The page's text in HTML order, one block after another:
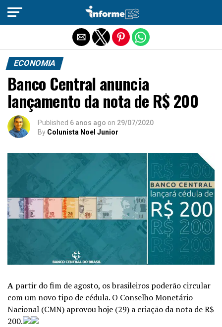
ECONOMIA
Banco Central anuncia
lançamento da nota de R$ 200
Published 6 anos ago on 29/07/2020
By Colunista Noel Junior
A partir do fim de agosto, os brasileiros poderão circular
com um novo tipo de cédula. O Conselho Monetário
Nacional (CMN) aprovou hoje (29) a criação da nota de R$
200.
Sair da versão mobile